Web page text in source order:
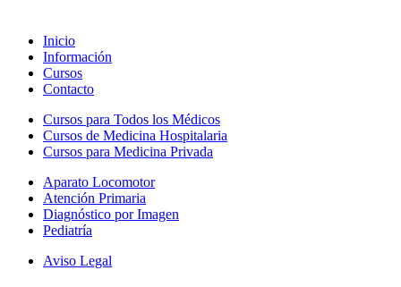
Inicio
Información
Cursos
Contacto
Cursos para Todos los Médicos
Cursos de Medicina Hospitalaria
Cursos para Medicina Privada
Aparato Locomotor
Atención Primaria
Diagnóstico por Imagen
Pediatría
Aviso Legal